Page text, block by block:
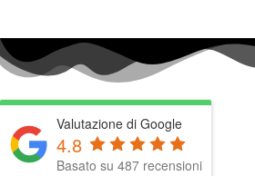
Valutazione di Google
4.8
Basato su 487 recensioni